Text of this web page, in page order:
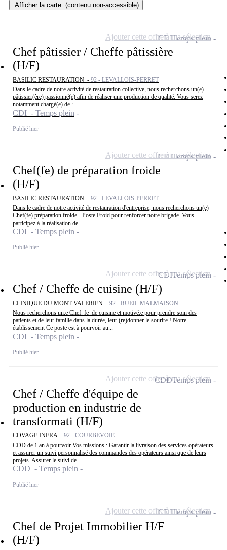
Afficher la carte (contenu non-accessible)
Chef pâtissier / Cheffe pâtissière
(H/F)
BASILIC RESTAURATION - 92 - LEVALLOIS-PERRET
Dans le cadre de notre activité de restauration collective, nous recherchons un(e)
pâtissier(ère) passionné(e) afin de réaliser une production de qualité. Vous serez
notamment chargé(e) de : -...
CDI - Temps plein
Publié hier
CDITemps plein
Ajouter cette offre à ma sélection
Chef(fe) de préparation froide
(H/F)
BASILIC RESTAURATION - 92 - LEVALLOIS-PERRET
Dans le cadre de notre activité de restauration d'entreprise, nous recherchons un(e)
Chef(fe) préparation froide - Poste Froid pour renforcer notre brigade. Vous
participez à la réalisation de...
CDI - Temps plein
Publié hier
CDITemps plein
Ajouter cette offre à ma sélection
Chef / Cheffe de cuisine (H/F)
CLINIQUE DU MONT VALERIEN - 92 - RUEIL MALMAISON
Nous recherchons un.e Chef. fe .de cuisine et motivé.e pour prendre soin des
patients et de leur famille dans la durée, leur (re)donner le sourire ! Notre
établissement Ce poste est à pourvoir au...
CDI - Temps plein
Publié hier
CDITemps plein
Ajouter cette offre à ma sélection
Chef / Cheffe d'équipe de
production en industrie de
transformati (H/F)
COVAGE INFRA - 92 - COURBEVOIE
CDD de 1 an à pourvoir Vos missions : Garantir la livraison des services opérateurs
et assurer un suivi personnalisé des commandes des opérateurs ainsi que de leurs
projets. Assurer le suivi de...
CDD - Temps plein
Publié hier
CDDTemps plein
Ajouter cette offre à ma sélection
Chef de Projet Immobilier H/F
(H/F)
CDITemps plein
Ajouter cette offre à ma sélection